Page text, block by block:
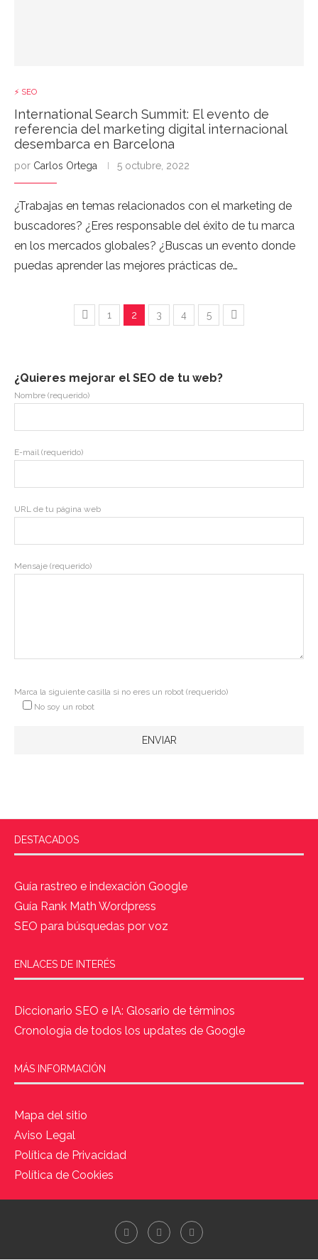
⚡ SEO
International Search Summit: El evento de
referencia del marketing digital internacional
desembarca en Barcelona
por Carlos Ortega 5 octubre, 2022
¿Trabajas en temas relacionados con el marketing de
buscadores? ¿Eres responsable del éxito de tu marca
en los mercados globales? ¿Buscas un evento donde
puedas aprender las mejores prácticas de…
1 2 3 4 5
¿Quieres mejorar el SEO de tu web?
Nombre (requerido)
E-mail (requerido)
URL de tu página web
Mensaje (requerido)
Marca la siguiente casilla si no eres un robot (requerido)
No soy un robot
DESTACADOS
Guía rastreo e indexación Google
Guía Rank Math Wordpress
SEO para búsquedas por voz
ENLACES DE INTERÉS
Diccionario SEO e IA: Glosario de términos
Cronología de todos los updates de Google
MÁS INFORMACIÓN
Mapa del sitio
Aviso Legal
Política de Privacidad
Política de Cookies